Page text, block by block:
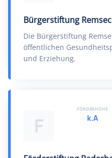
Bürgerstiftung
Die Bürgerstiftung
öffentlichen
und Erziehung.
F
FÖRDERHÖHE
k.A